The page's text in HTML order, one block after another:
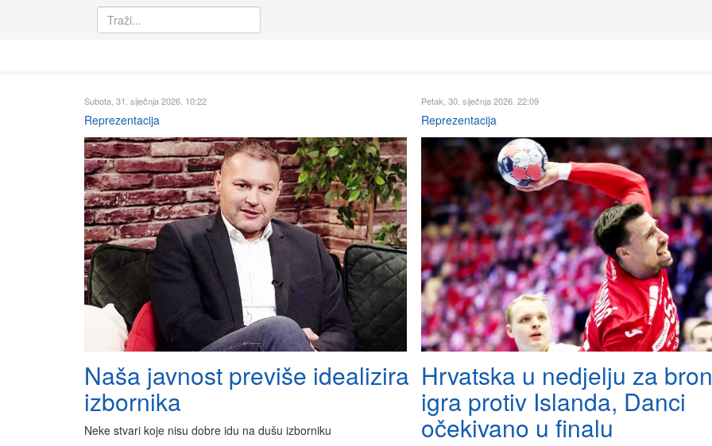
Subota, 31. siječnja 2026. 10:22
Reprezentacija
Naša javnost previše idealizira
izbornika
Neke stvari koje nisu dobre idu na dušu izborniku
Petak, 30. siječnja 2026. 22:09
Reprezentacija
Hrvatska u nedjelju za
igra protiv Islanda, Danci
očekivano u finalu